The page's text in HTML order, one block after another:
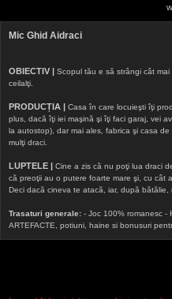
Mic Ghid Aidraci
OBIECTIV | Scopul tău e să strângi cât
ceilalţi.
PRODUCȚIA | Casa în care locuieşti îţi
plus, dacă îţi iei maşină şi îţi faci garaj, vei
la autostop), dar mai ales, fabrica şi casa
mulţi draci.
LUPTELE | Cine a zis că nu poţi lua draci
că preoţii au o putere foarte mare şi, cu cât
Deci dacă cineva te atacă, iar, după
Trasaturi generale: - Joc 100% romanesc -
ARTEFACTE, potiuni, haine si bonusuri